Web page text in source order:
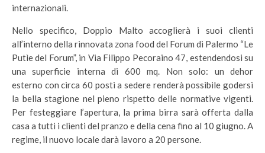
internazionali.
Nello specifico, Doppio Malto accoglierà i suoi clienti
all’interno della rinnovata zona food del Forum di Palermo “Le
Putìe del Forum”, in Via Filippo Pecoraino 47, estendendosi su
una superficie interna di 600 mq. Non solo: un dehor
esterno con circa 60 posti a sedere renderà possibile godersi
la bella stagione nel pieno rispetto delle normative vigenti.
Per festeggiare l’apertura, la prima birra sarà offerta dalla
casa a tutti i clienti del pranzo e della cena fino al 10 giugno. A
regime, il nuovo locale darà lavoro a 20 persone.